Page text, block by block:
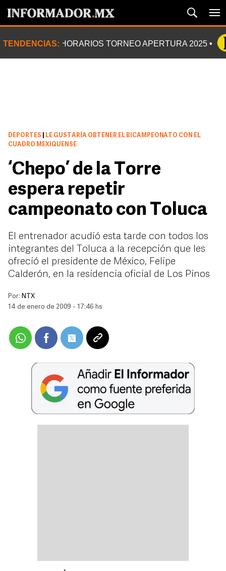
TENDENCIAS: HORARIOS TORNEO APERTURA 2025
DEPORTES
LE GUSTARÍA OBTENER EL BICAMPEONATO CON EL
CUADRO MEXIQUENSE
‘Chepo’ de la Torre
espera repetir
campeonato con Toluca
El entrenador acudió esta tarde con todos los
integrantes del Toluca a la recepción que les
ofreció el presidente de México, Felipe
Calderón, en la residencia oficial de Los Pinos
Por: NTX
14 de enero de 2009 - 17:46 hs